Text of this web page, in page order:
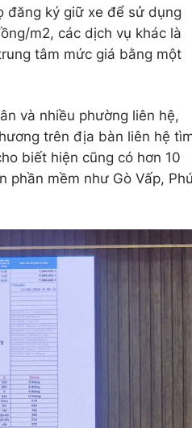
đăng ký giữ xe để sử dụng
m2, các dịch vụ khác là
tâm mức giá bằng một
và nhiều phường liên hệ,
trên địa bàn liên hệ
biết hiện cũng có hơn 10
phần mềm như Gò Vấp,